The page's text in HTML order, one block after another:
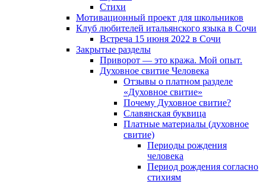
Cтихи
Мотивационный проект для школьников
Клуб любителей итальянского языка в Сочи
Встреча 15 июня 2022 в Сочи
Закрытые разделы
Приворот — это кража. Мой опыт.
Духовное свитие Человека
Отзывы о платном разделе
«Духовное свитие»
Почему Духовное свитие?
Славянская буквица
Платные материалы (духовное
свитие)
Периоды рождения
человека
Период рождения согласно
стихиям